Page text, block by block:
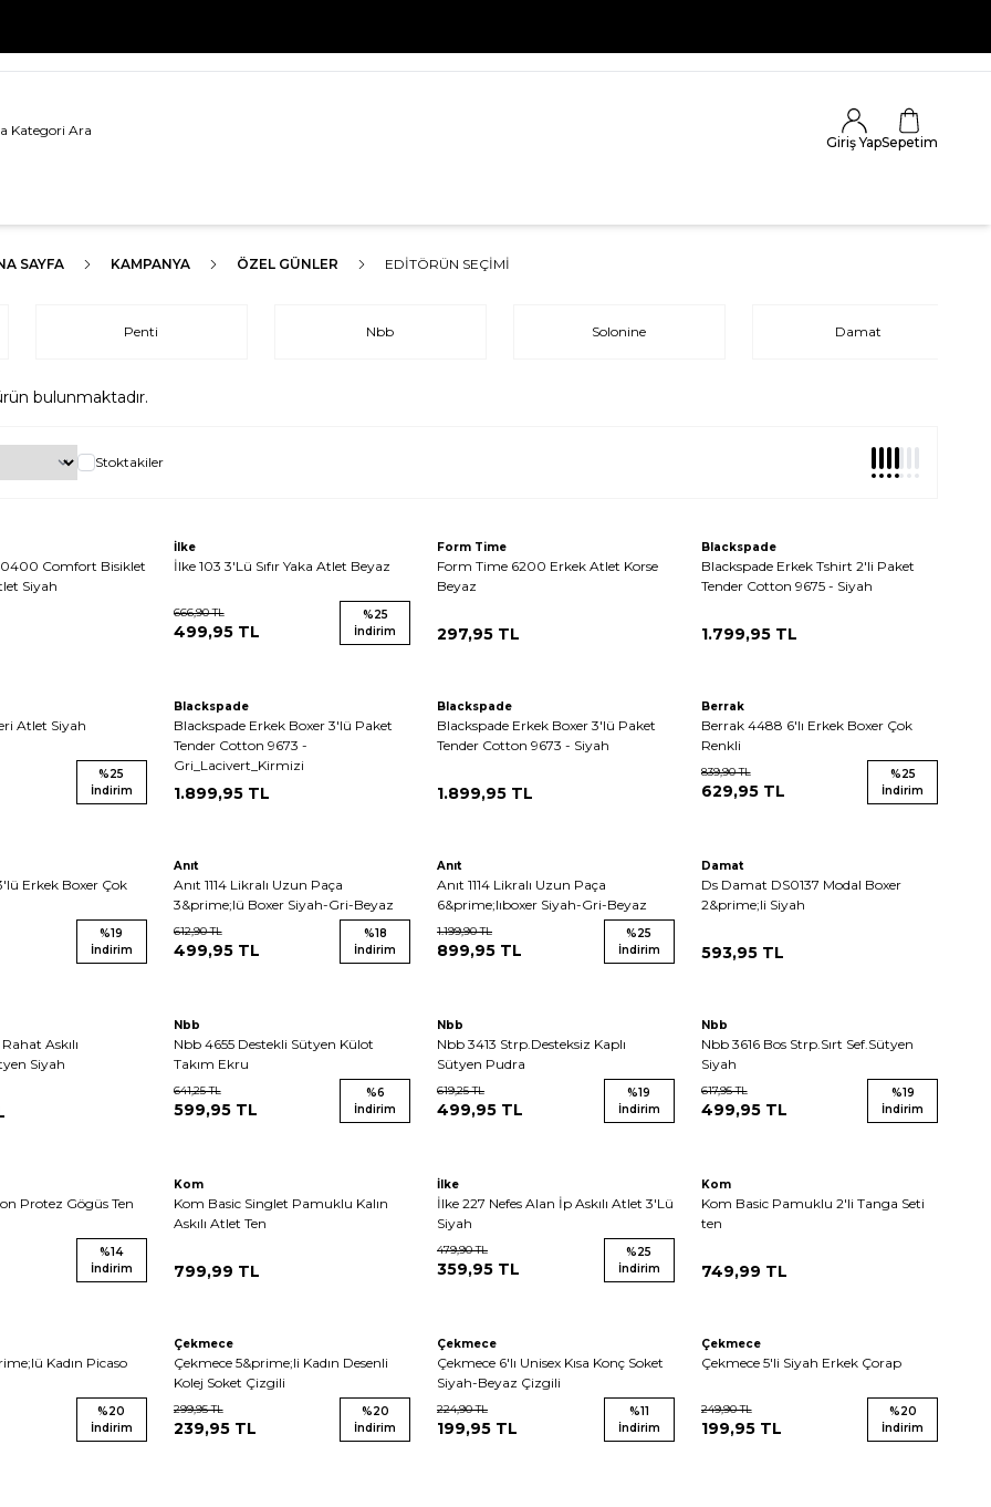
Giriş YapSepetim
SAYFA KAMPANYA ÖZEL GÜNLER EDITÖRÜN SEÇIMI
Penti Nbb Solonine Damat
bulunmaktadır.
Stoktakiler
Comfort Bisiklet
Siyah
İlke
İlke 103 3'Lü Sıfır Yaka Atlet Beyaz
666,90TL
499,95TL
%25
İndirim
Form Time
Form Time 6200 Erkek Atlet Korse
Beyaz
297,95 TL
Blackspade
Blackspade Erkek Tshirt 2'li Paket
Tender Cotton 9675 - Siyah
1.799,95TL
Atlet Siyah
%25
İndirim
Blackspade
Blackspade Erkek Boxer 3'lü Paket
Tender Cotton 9673 -
Gri_Lacivert_Kirmizi
1.899,95TL
Blackspade
Blackspade Erkek Boxer 3'lü Paket
Tender Cotton 9673 - Siyah
1.899,95 TL
Berrak
Berrak 4488 6'lı Erkek Boxer Çok
Renkli
839,90TL
629,95TL
%25
İndirim
Erkek Boxer Çok
%19
İndirim
Anıt
Anıt 1114 Likralı Uzun Paça
3&prime;lü Boxer Siyah-Gri-Beyaz
612,90TL
499,95TL
%18
İndirim
Anıt
Anıt 1114 Likralı Uzun Paça
6&prime;lıboxer Siyah-Gri-Beyaz
1.199,90TL
899,95 TL
%25
İndirim
Damat
Ds Damat DS0137 Modal Boxer
2&prime;li Siyah
593,95TL
Askılı
Siyah
Nbb
Nbb 4655 Destekli Sütyen Külot
Takım Ekru
641,25TL
599,95TL
%6
İndirim
Nbb
Nbb 3413 Strp.Desteksiz Kaplı
Sütyen Pudra
619,25TL
499,95 TL
%19
İndirim
Nbb
Nbb 3616 Bos Strp.Sırt Sef.Sütyen
Siyah
617,95TL
499,95TL
%19
İndirim
Protez Gögüs Ten
%14
İndirim
Kom
Kom Basic Singlet Pamuklu Kalın
Askılı Atlet Ten
799,99 TL
İlke
İlke 227 Nefes Alan İp Askılı Atlet 3'Lü
Siyah
479,90TL
359,95 TL
%25
İndirim
Kom
Kom Basic Pamuklu 2'li Tanga Seti
ten
749,99 TL
Kadın Picaso
%20
İndirim
Çekmece
Çekmece 5&prime;li Kadın Desenli
Kolej Soket Çizgili
299,95TL
239,95TL
%20
İndirim
Çekmece
Çekmece 6'lı Unisex Kısa Konç Soket
Siyah-Beyaz Çizgili
224,90TL
199,95 TL
%11
İndirim
Çekmece
Çekmece 5'li Siyah Erkek Çorap
249,90TL
199,95TL
%20
İndirim